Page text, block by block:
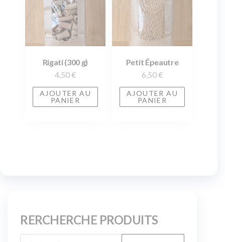
Rigati (300 g)
4,50 €
AJOUTER AU
PANIER
Petit Épeautre
6,50 €
AJOUTER AU
PANIER
RERCHERCHE PRODUITS